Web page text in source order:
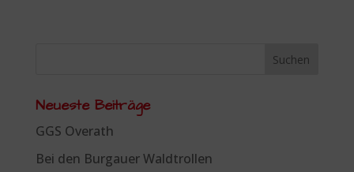
Neueste Beiträge
GGS Overath
Bei den Burgauer Waldtrollen